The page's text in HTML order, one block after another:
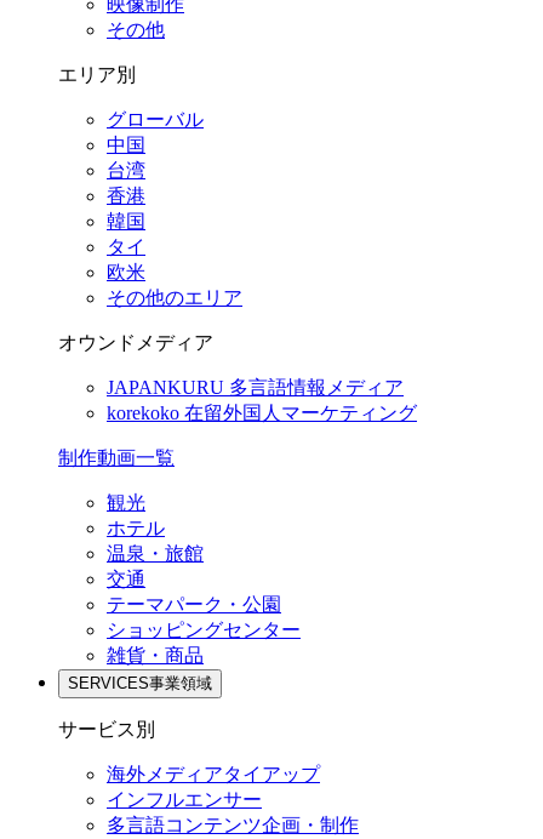
映像制作
その他
エリア別
グローバル
中国
台湾
香港
韓国
タイ
欧米
その他のエリア
オウンドメディア
JAPANKURU 多言語情報メディア
korekoko 在留外国人マーケティング
制作動画一覧
観光
ホテル
温泉・旅館
交通
テーマパーク・公園
ショッピングセンター
雑貨・商品
SERVICES事業領域
サービス別
海外メディアタイアップ
インフルエンサー
多言語コンテンツ企画・制作